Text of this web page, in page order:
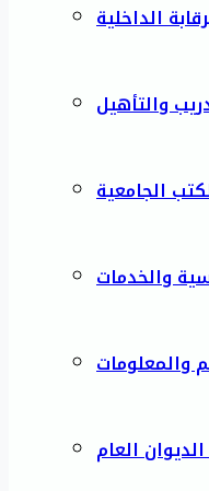
الداخلية
والتأهيل
الجامعية
والخدمات
والمعلومات
العام